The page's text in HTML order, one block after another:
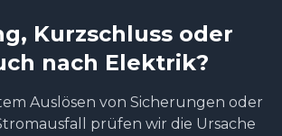
Kurzschluss oder
nach Elektrik?
Auslösen von Sicherungen oder
prüfen wir die Ursache